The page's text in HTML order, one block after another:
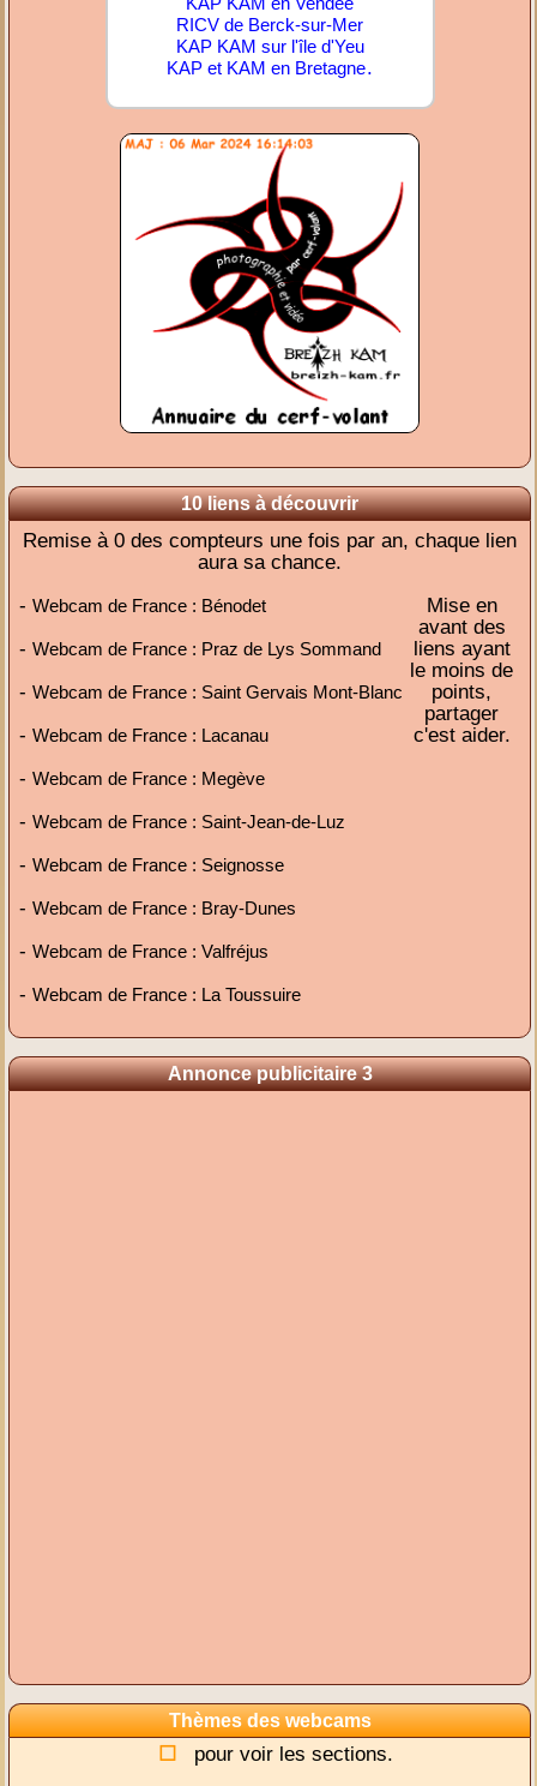
RICV de Berck-sur-Mer
KAP KAM sur l'île d'Yeu
KAP et KAM en Bretagne.
10 liens à découvrir
Remise à 0 des compteurs une fois par an, chaque lien
aura sa chance.
-Webcam de France : Bénodet
-Webcam de France : Praz de Lys Sommand
-Webcam de France : Saint Gervais Mont-Blanc
-Webcam de France : Lacanau
-Webcam de France : Megève
-Webcam de France : Saint-Jean-de-Luz
-Webcam de France : Seignosse
-Webcam de France : Bray-Dunes
-Webcam de France : Valfréjus
-Webcam de France : La Toussuire
Mise en
avant des
liens ayant
le moins de
points,
partager
c'est aider.
Annonce publicitaire 3
Thèmes des webcams
pour voir les sections.